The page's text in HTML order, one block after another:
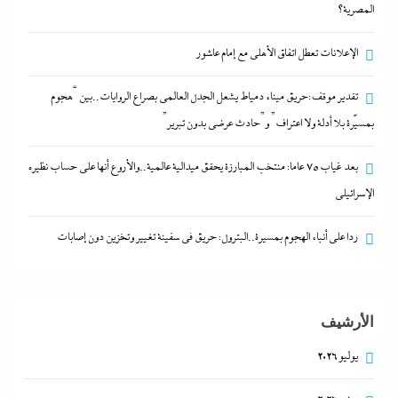
جديدة في وجه الحكومة المصرية؟
29 يوليو، 2026
بصراع الروايات..بين “هجوم بمسيّرة بلا أدلة ولا اعتراف”
المصرية؟
الإعلانات تعطل اتفاق الأهلى مع إمام عاشور
تقدير موقف:حريق ميناء دمياط يشعل الجدل العالمي بصراع الروايات..بين “هجوم
بمسيّرة بلا أدلة ولا اعتراف” و”حادث عرضي بدون تبرير”
بعد غياب 75 عاما: منتخب المبارزة يحقق ميدالية عالمية..والأروع أنها على حساب نظيره
الإسرائيلي
ردا على أنباء الهجوم بمسيرة..البترول: حريق في سفينة تغيير وتخزين دون إصابات
الأرشيف
يوليو 2026